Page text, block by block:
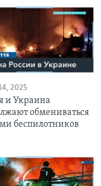
2025
и Украина
обмениваться
беспилотников